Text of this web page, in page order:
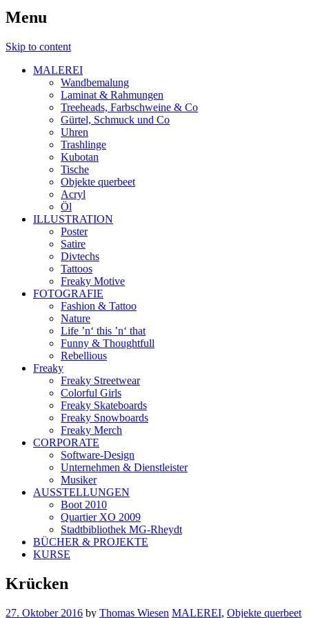
Menu
Skip to content
MALEREI
Wandbemalung
Laminat & Rahmungen
Treeheads, Farbschweine & Co
Gürtel, Schmuck und Co
Uhren
Trashlinge
Kubotan
Tische
Objekte querbeet
Acryl
Öl
ILLUSTRATION
Poster
Satire
Divtechs
Tattoos
Freaky Motive
FOTOGRAFIE
Fashion & Tattoo
Nature
Life ’n‘ this ’n‘ that
Funny & Thoughtfull
Rebellious
Freaky
Freaky Streetwear
Colorful Girls
Freaky Skateboards
Freaky Snowboards
Freaky Merch
CORPORATE
Software-Design
Unternehmen & Dienstleister
Musiker
AUSSTELLUNGEN
Boot 2010
Quartier XO 2009
Stadtbibliothek MG-Rheydt
BÜCHER & PROJEKTE
KURSE
Krücken
27. Oktober 2016 by Thomas Wiesen MALEREI, Objekte querbeet